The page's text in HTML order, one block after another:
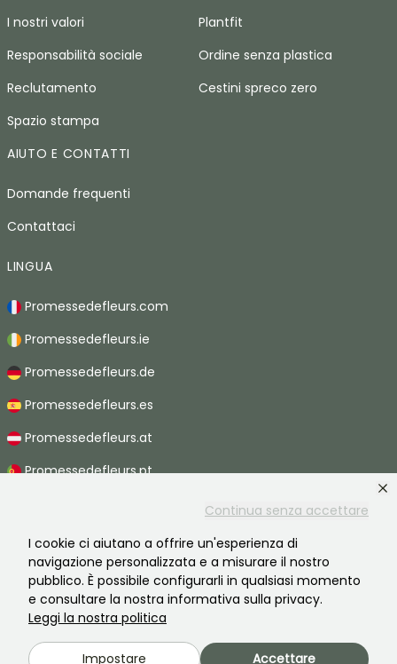
Continua senza accettare
I cookie ci aiutano a offrire un'esperienza di
navigazione personalizzata e a misurare il nostro
pubblico. È possibile configurarli in qualsiasi momento
e consultare la nostra informativa sulla privacy.
Leggi la nostra politica
Impostare Accettare
I nostri valori
Responsabilità sociale
Reclutamento
Spazio stampa
Plantfit
Ordine senza plastica
Cestini spreco zero
AIUTO E CONTATTI
Domande frequenti
Contattaci
LINGUA
Promessedefleurs.com
Promessedefleurs.ie
Promessedefleurs.de
Promessedefleurs.es
Promessedefleurs.at
Promessedefleurs.pt
Promessedefleurs.be
Promessedefleurs.ch
2026 ©Promesse de fleurs - Tutti i diritti riservati.